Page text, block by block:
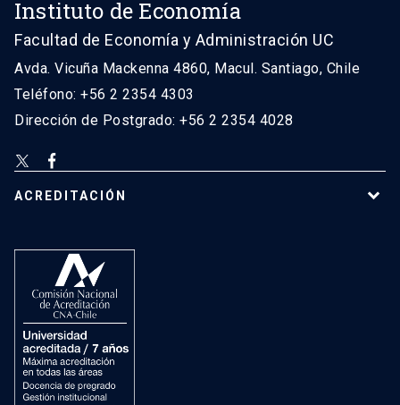
Instituto de Economía
Facultad de Economía y Administración UC
Avda. Vicuña Mackenna 4860, Macul. Santiago, Chile
Teléfono: +56 2 2354 4303
Dirección de Postgrado: +56 2 2354 4028
ACREDITACIÓN